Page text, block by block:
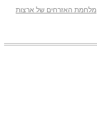
מלחמת האזרחים של ארצות